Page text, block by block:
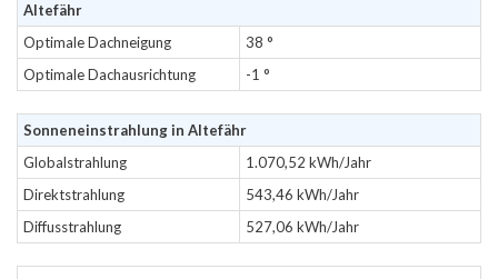
Altefähr
Optimale Dachneigung
38 °
Optimale Dachausrichtung
-1 °
Sonneneinstrahlung in Altefähr
Globalstrahlung
1.070,52 kWh/Jahr
Direktstrahlung
543,46 kWh/Jahr
Diffusstrahlung
527,06 kWh/Jahr